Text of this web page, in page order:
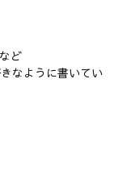
ど
なように書いてい